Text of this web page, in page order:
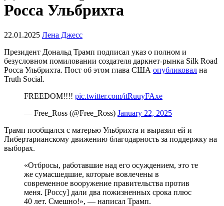
Росса Ульбрихта
22.01.2025 Лена Джесс
Президент Дональд Трамп подписал указ о полном и
безусловном помиловании создателя даркнет-рынка Silk Road
Росса Ульбрихта. Пост об этом глава США опубликовал на
Truth Social.
FREEDOM!!!! pic.twitter.com/itRuuyFAxe
— Free_Ross (@Free_Ross) January 22, 2025
Трамп пообщался с матерью Ульбрихта и выразил ей и
Либертарианскому движению благодарность за поддержку на
выборах.
«Отбросы, работавшие над его осуждением, это те
же сумасшедшие, которые вовлечены в
современное вооружение правительства против
меня. [Россу] дали два пожизненных срока плюс
40 лет. Смешно!», — написал Трамп.